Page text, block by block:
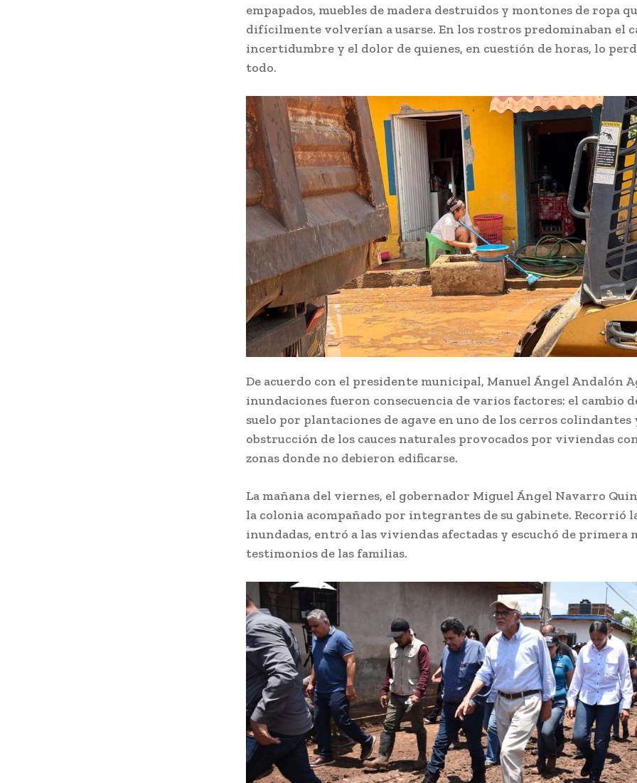
empapados, muebles de madera destruidos y montones de ropa
difícilmente volverían a usarse. En los rostros predominaban el
incertidumbre y el dolor de quienes, en cuestión de horas, lo
todo.
De acuerdo con el presidente municipal, Manuel Ángel Andalón
inundaciones fueron consecuencia de varios factores: el cambio
suelo por plantaciones de agave en uno de los cerros colindantes
obstrucción de los cauces naturales provocados por viviendas
zonas donde no debieron edificarse.
La mañana del viernes, el gobernador Miguel Ángel Navarro
la colonia acompañado por integrantes de su gabinete. Recorrió
inundadas, entró a las viviendas afectadas y escuchó de primera
testimonios de las familias.